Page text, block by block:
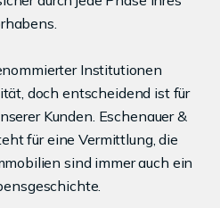
Institutionen
doch entscheidend ist für
Kunden. Eschenauer &
für eine Vermittlung, die
sind immer auch ein